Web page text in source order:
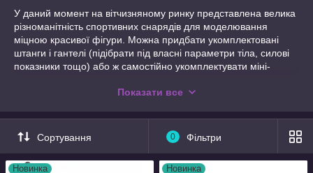
У даний момент на вітчизняному ринку представлена велика
різноманітність спортивних снарядів для моделювання
міцною красивої фігури. Можна придбати укомплектовані
штанги і гантелі (підібрати під власні параметри тіла, силові
показники тощо) або ж самостійно укомплектувати міні-
придбати грифи для штанг різної конфігурації (грифи для
різної вагової категорії, різні механізми (гвинтові замки,
пружинні замки, фігурні гайки та ін.).
Присідання, станова тяга, жим лежачи та інші вправи
складають основу будь-якої тренувальної програми (як
Показати все
Сортування 0 Фільтри
Новинка Новинка